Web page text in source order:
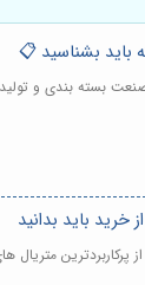
بسته بندی و
باید بدانید